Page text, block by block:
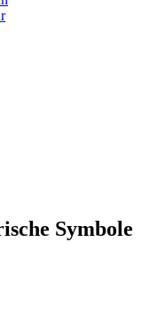
Symbole